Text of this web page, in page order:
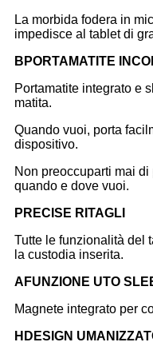
La morbida fodera in
impedisce al tablet di
B PORTAMATITE
Portamatite integrato e
matita.
Quando vuoi, porta
dispositivo.
Non preoccuparti mai
quando e dove vuoi.
P RECISE RITAGLI
Tutte le funzionalità del
la custodia inserita.
A FUNZIONE UTO
Magnete integrato per
H DESIGN